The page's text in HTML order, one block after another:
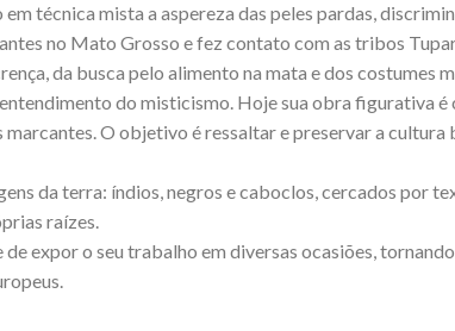
técnica mista a aspereza das peles pardas,
no Mato Grosso e fez contato com as tribos
da busca pelo alimento na mata e dos costumes
do misticismo. Hoje sua obra figurativa
O objetivo é ressaltar e preservar a cultura
da terra: índios, negros e caboclos, cercados por
raízes.
expor o seu trabalho em diversas ocasiões,